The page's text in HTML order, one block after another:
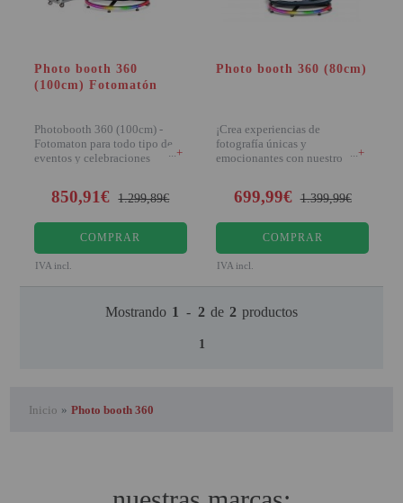
PROYECTOR 3D
PROYECTOR FULLHD Y HD
PROYECTOR CON TDT
PROYECTOR CON WIFI
PROYECTOR DE LED
PROYECTOR DE TIRO
PROYECTOR PARA CINE EN
Photo booth 360
(100cm) Fotomatón
Photobooth 360 (100cm) -
Fotomaton para todo tipo de
eventos y celebraciones
+
850,91€ 1.299,89€
COMPRAR
IVA incl.
Photo booth 360 (80cm)
¡Crea experiencias de
fotografía únicas y
emocionantes con nuestro
+
699,99€ 1.399,99€
COMPRAR
IVA incl.
Mostrando 1 - 2 de 2 productos
1
Inicio » Photo booth 360